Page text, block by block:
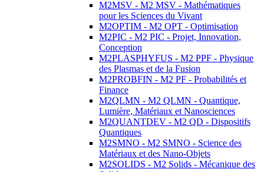
M2MSV - M2 MSV - Mathématiques
pour les Sciences du Vivant
M2OPTIM - M2 OPT - Optimisation
M2PIC - M2 PIC - Projet, Innovation,
Conception
M2PLASPHYFUS - M2 PPF - Physique
des Plasmas et de la Fusion
M2PROBFIN - M2 PF - Probabilités et
Finance
M2QLMN - M2 QLMN - Quantique,
Lumière, Matériaux et Nanosciences
M2QUANTDEV - M2 QD - Dispositifs
Quantiques
M2SMNO - M2 SMNO - Science des
Matériaux et des Nano-Objets
M2SOLIDS - M2 Solids - Mécanique des